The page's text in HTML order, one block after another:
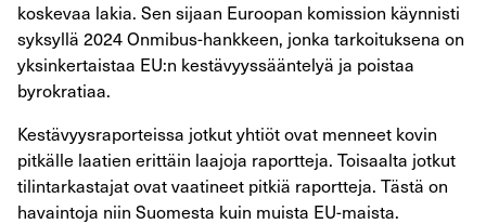
koskevaa lakia. Sen sijaan Euroopan komission käynnisti
syksyllä 2024 Onmibus-hankkeen, jonka tarkoituksena on
yksinkertaistaa EU:n kestävyyssääntelyä ja poistaa
byrokratiaa.
Kestävyysraporteissa jotkut yhtiöt ovat menneet kovin
pitkälle laatien erittäin laajoja raportteja. Toisaalta jotkut
tilintarkastajat ovat vaatineet pitkiä raportteja. Tästä on
havaintoja niin Suomesta kuin muista EU-maista.